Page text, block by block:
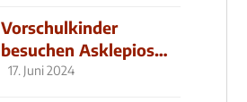
Vorschulkinder
besuchen Asklepios
Klinik
17. Juni 2024